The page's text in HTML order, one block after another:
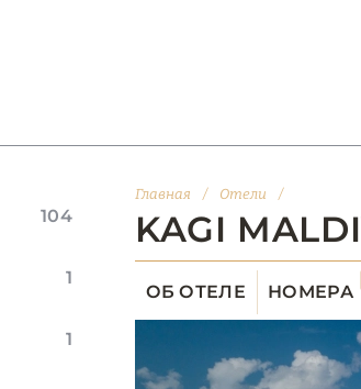
104
1
1
Главная / Отели /
KAGI
ОБ ОТЕЛЕ НОМЕРА